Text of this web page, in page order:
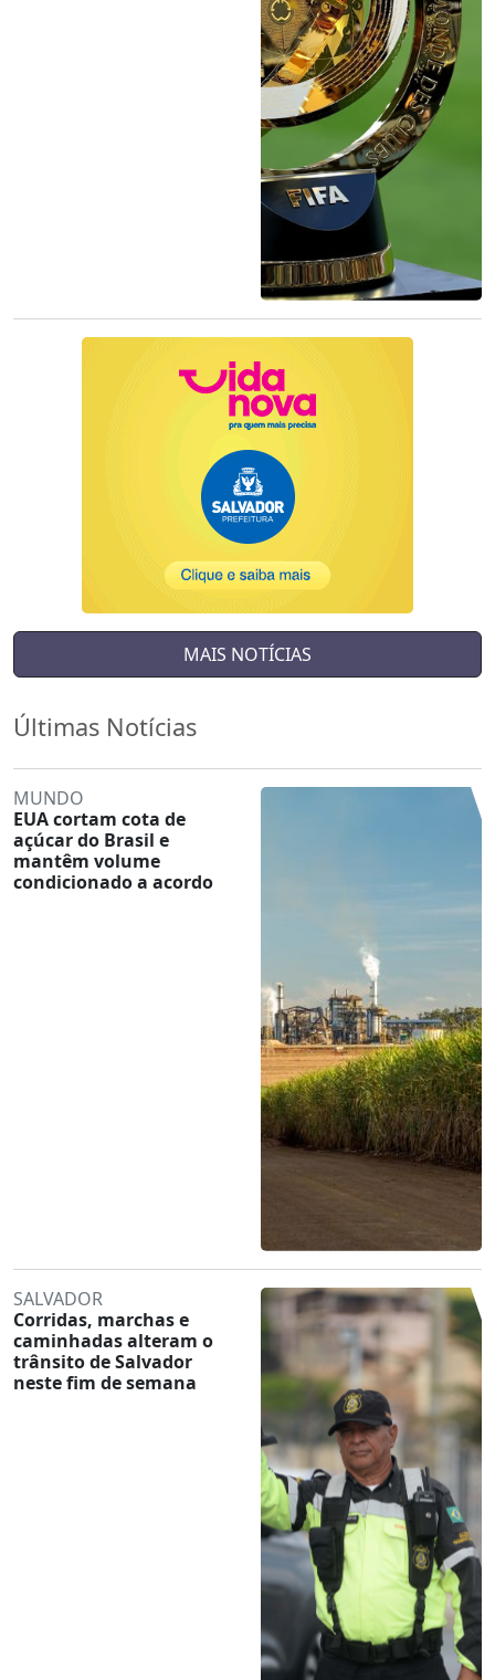
MAIS NOTÍCIAS
Últimas Notícias
MUNDO
EUA cortam cota de
açúcar do Brasil e
mantêm volume
condicionado a acordo
SALVADOR
Corridas, marchas e
caminhadas alteram o
trânsito de Salvador
neste fim de semana